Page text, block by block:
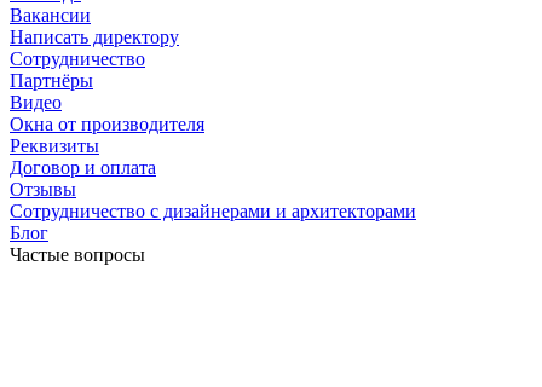
Вакансии
Написать директору
Сотрудничество
Партнёры
Видео
Окна от производителя
Реквизиты
Договор и оплата
Отзывы
Сотрудничество с дизайнерами и архитекторами
Блог
Частые вопросы